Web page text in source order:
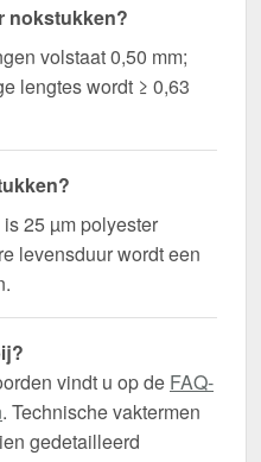
nokstukken?
volstaat 0,50 mm;
lengtes wordt ≥ 0,63
25 µm polyester
levensduur wordt een
vindt u op de FAQ-
. Technische vaktermen
gedetailleerd